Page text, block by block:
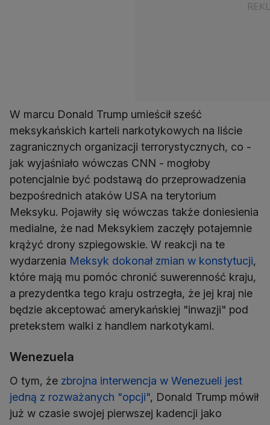
W marcu Donald Trump umieścił sześć
meksykańskich karteli narkotykowych na liście
zagranicznych organizacji terrorystycznych, co -
jak wyjaśniało wówczas CNN - mogłoby
potencjalnie być podstawą do przeprowadzenia
bezpośrednich ataków USA na terytorium
Meksyku. Pojawiły się wówczas także doniesienia
medialne, że nad Meksykiem zaczęły potajemnie
krążyć drony szpiegowskie. W reakcji na te
wydarzenia Meksyk dokonał zmian w konstytucji,
które mają mu pomóc chronić suwerenność kraju,
a prezydentka tego kraju ostrzegła, że jej kraj nie
będzie akceptować amerykańskiej "inwazji" pod
pretekstem walki z handlem narkotykami.
Wenezuela
O tym, że zbrojna interwencja w Wenezueli jest
jedną z rozważanych "opcji", Donald Trump mówił
już w czasie swojej pierwszej kadencji jako